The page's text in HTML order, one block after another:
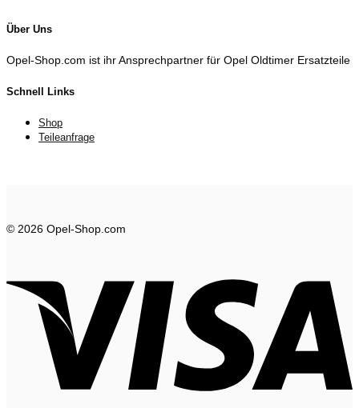
Über Uns
Opel-Shop.com ist ihr Ansprechpartner für Opel Oldtimer Ersatzteile
Schnell Links
Shop
Teileanfrage
© 2026 Opel-Shop.com